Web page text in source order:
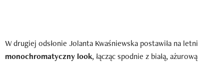
W drugiej odsłonie Jolanta Kwaśniewska postawiła na letni
monochromatyczny look, łącząc spodnie z białą, ażurową